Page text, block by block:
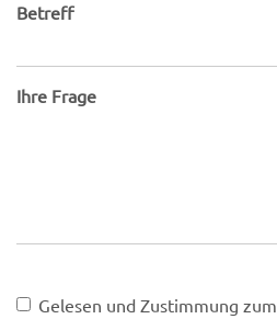
Betreff
Ihre Frage
Gelesen und Zustimmung zum